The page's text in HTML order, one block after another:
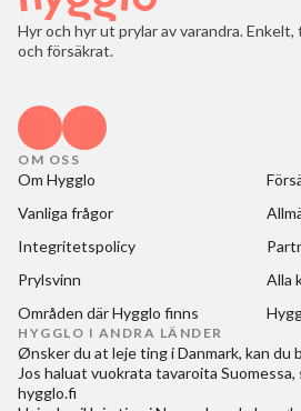
Hyr och hyr ut prylar av varandra.
och försäkrat.
OM OSS
Om Hygglo
Vanliga frågor
Integritetspolicy
Prylsvinn
Alla
Områden där Hygglo finns
HYGGLO I ANDRA LÄNDER
Ønsker du at leje ting i Danmark, kan du
Jos haluat vuokrata tavaroita Suomessa,
hygglo.fi